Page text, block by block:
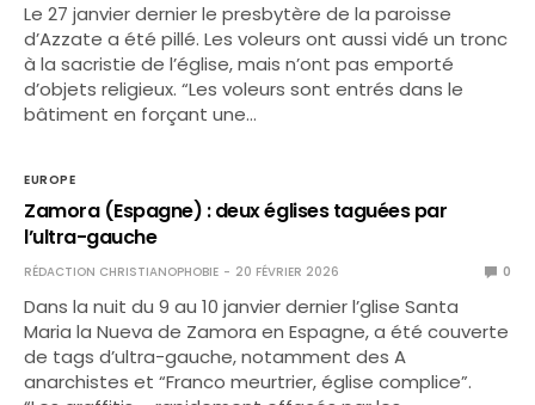
Le 27 janvier dernier le presbytère de la paroisse
d’Azzate a été pillé. Les voleurs ont aussi vidé un tronc
à la sacristie de l’église, mais n’ont pas emporté
d’objets religieux. “Les voleurs sont entrés dans le
bâtiment en forçant une…
EUROPE
Zamora (Espagne) : deux églises taguées par
l’ultra-gauche
RÉDACTION CHRISTIANOPHOBIE 20 FÉVRIER 2026 0
Dans la nuit du 9 au 10 janvier dernier l’glise Santa
Maria la Nueva de Zamora en Espagne, a été couverte
de tags d’ultra-gauche, notamment des A
anarchistes et “Franco meurtrier, église complice”.